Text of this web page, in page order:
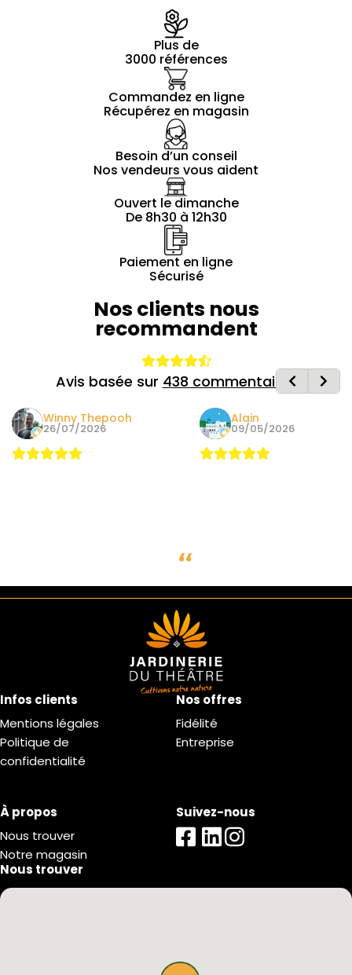
Plus de
3000 références
Commandez en ligne
Récupérez en magasin
Besoin d’un conseil
Nos vendeurs vous aident
Ouvert le dimanche
De 8h30 à 12h30
Paiement en ligne
Sécurisé
Nos clients nous
recommandent
Avis basée sur 438 commentaires
Winny Thepooh
26/07/2026
Alain
09/05/2026
Infos clients
Mentions légales
Politique de
confidentialité
Nos offres
Fidélité
Entreprise
À propos
Nous trouver
Notre magasin
Suivez-nous
Nous trouver